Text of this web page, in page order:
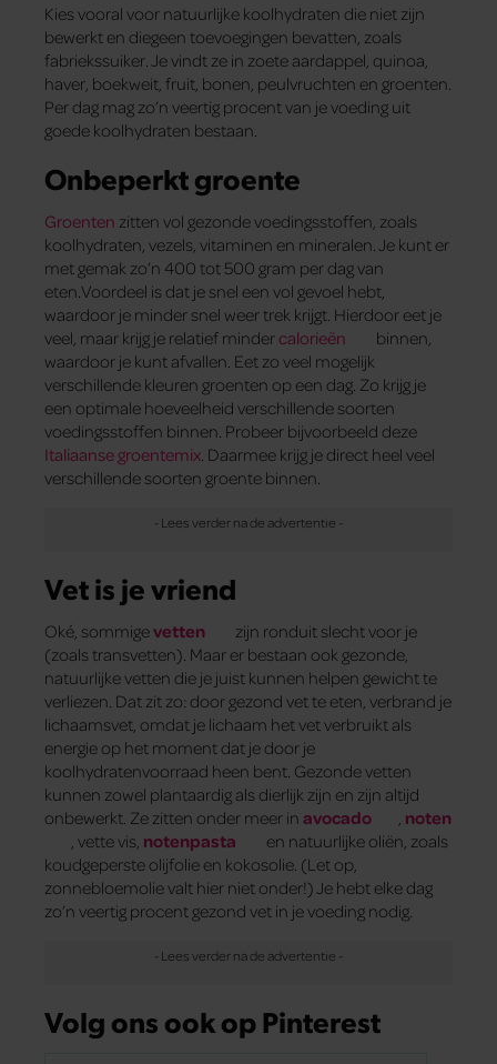
Kies vooral voor natuurlijke koolhydraten die niet zijn
bewerkt en diegeen toevoegingen bevatten, zoals
fabriekssuiker. Je vindt ze in zoete aardappel, quinoa,
haver, boekweit, fruit, bonen, peulvruchten en groenten.
Per dag mag zo’n veertig procent van je voeding uit
goede koolhydraten bestaan.
Onbeperkt groente
Groenten zitten vol gezonde voedingsstoffen, zoals
koolhydraten, vezels, vitaminen en mineralen. Je kunt er
met gemak zo’n 400 tot 500 gram per dag van
eten.Voordeel is dat je snel een vol gevoel hebt,
waardoor je minder snel weer trek krijgt. Hierdoor eet je
veel, maar krijg je relatief mindercalorieën
binnen,
waardoor je kunt afvallen. Eet zo veel mogelijk
verschillende kleuren groenten op een dag. Zo krijg je
een optimale hoeveelheid verschillende soorten
voedingsstoffen binnen. Probeer bijvoorbeeld deze
Italiaanse groentemix . Daarmee krijg je direct heel veel
verschillende soorten groente binnen.
Vet is je vriend
Oké, sommigevetten
zijn ronduit slecht voor je
(zoals transvetten). Maar er bestaan ook gezonde,
natuurlijke vetten die je juist kunnen helpen gewicht te
verliezen. Dat zit zo: door gezond vet te eten, verbrand je
lichaamsvet, omdat je lichaam het vet verbruikt als
energie op het moment dat je door je
koolhydratenvoorraad heen bent. Gezonde vetten
kunnen zowel plantaardig als dierlijk zijn en zijn altijd
onbewerkt. Ze zitten onder meer in avocado , noten
, vette vis, notenpasta
en natuurlijke oliën, zoals
koudgeperste olijfolie en kokosolie. (Let op,
zonnebloemolie valt hier niet onder!) Je hebt elke dag
zo’n veertig procent gezond vet in je voeding nodig.
Volg ons ook op Pinterest